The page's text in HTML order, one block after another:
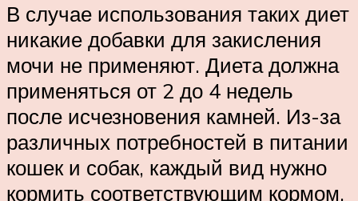
В случае использования таких диет
никакие добавки для закисления
мочи не применяют. Диета должна
применяться от 2 до 4 недель
после исчезновения камней. Из-за
различных потребностей в питании
кошек и собак, каждый вид нужно
кормить соответствующим кормом.